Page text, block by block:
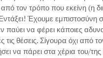
τον τρόπο που εκείνη (η
Έχουμε εμπιστοσύνη
παύει να φέρει κάποιες
τις θέσεις. Σίγουρα όχι από
να πάρει στα χέρια του/της